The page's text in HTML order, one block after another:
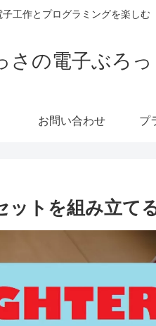
子工作とプログラミングを楽しむ
さの電子ぶろっ
お問い合わせ プ
ットを組み立て